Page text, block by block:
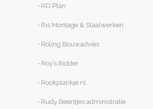
• RD Plan
• Ris Montage & Staalwerken
• Röling Bouwadvies
• Roy’s Ridder
• Rookplankje.nl
• Rudy Beentjes administratie